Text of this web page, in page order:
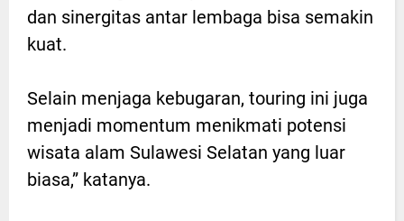
dan sinergitas antar lembaga bisa semakin
kuat.
Selain menjaga kebugaran, touring ini juga
menjadi momentum menikmati potensi
wisata alam Sulawesi Selatan yang luar
biasa,” katanya.